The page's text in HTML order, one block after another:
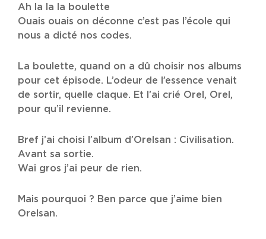
Ah la la la boulette
Ouais ouais on déconne c’est pas l’école qui
nous a dicté nos codes.
La boulette, quand on a dû choisir nos albums
pour cet épisode. L’odeur de l’essence venait
de sortir, quelle claque. Et l’ai crié Orel, Orel,
pour qu’il revienne.
Bref j’ai choisi l’album d’Orelsan : Civilisation.
Avant sa sortie.
Wai gros j’ai peur de rien.
Mais pourquoi ? Ben parce que j’aime bien
Orelsan.